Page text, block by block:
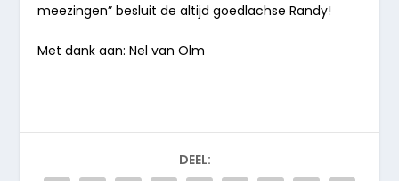
meezingen” besluit de altijd goedlachse Randy!
Met dank aan: Nel van Olm
DEEL: